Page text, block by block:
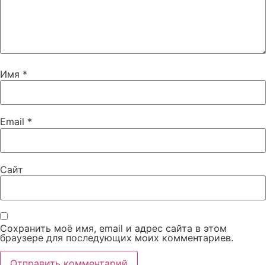
Имя *
Email *
Сайт
Сохранить моё имя, email и адрес сайта в этом
браузере для последующих моих комментариев.